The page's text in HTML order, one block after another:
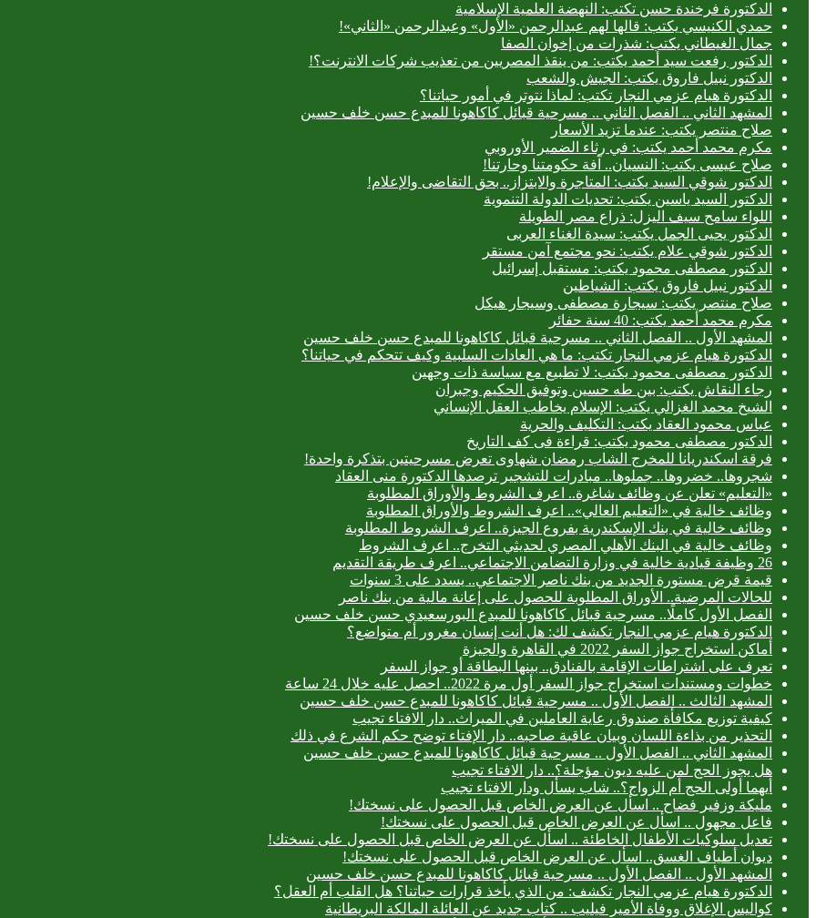
الدكتورة فرخندة حسن تكتب: النهضة العلمية الإسلامية
حمدي الكنيسي يكتب: قالها لهم عبدالرحمن «الأول» وعبدالرحمن «الثاني»!
جمال الغيطاني يكتب: شذرات من إخوان الصفا
الدكتور رفعت سيد أحمد يكتب: من ينقذ المصريين من تعذيب شركات الانترنت؟!
الدكتور نبيل فاروق يكتب: الجيش والشعب
الدكتورة هيام عزمي النجار تكتب: لماذا نتوتر في أمور حياتنا؟
المشهد الثاني .. الفصل الثاني .. مسرحية قبائل كاكاهونا للمبدع حسن خلف حسين
صلاح منتصر يكتب: عندما تزيد الأسعار
مكرم محمد أحمد يكتب: في رثاء الضمير الأوروبي
صلاح عيسى يكتب: النسيان.. آفة حكومتنا وحارتنا!
الدكتور شوقي السيد يكتب: المتاجرة والابتزاز.. بحق التقاضى والإعلام!
الدكتور السيد ياسين يكتب: تحديات الدولة التنموية
اللواء سامح سيف اليزل: ذراع مصر الطويلة
الدكتور يحيى الجمل يكتب: سيدة الغناء العربى
الدكتور شوقي علام يكتب: نحو مجتمع آمن مستقر
الدكتور مصطفى محمود يكتب: مستقبل إسرائيل
الدكتور نبيل فاروق يكتب: الشياطين
صلاح منتصر يكتب: سيجارة مصطفى وسيجار هيكل
مكرم محمد أحمد يكتب: 40 سنة حفائر
المشهد الأول .. الفصل الثاني .. مسرحية قبائل كاكاهونا للمبدع حسن خلف حسين
الدكتورة هيام عزمي النجار تكتب: ما هي العادات السلبية وكيف تتحكم في حياتنا؟
الدكتور مصطفى محمود يكتب: لا تطبيع مع سياسة ذات وجهين
رجاء النقاش يكتب: بين طه حسين وتوفيق الحكيم وجبران
الشيخ محمد الغزالي يكتب: الإسلام يخاطب العقل الإنساني
عباس محمود العقاد يكتب: التكليف والحرية
الدكتور مصطفى محمود يكتب: قراءة فى كف التاريخ
فرقة اسكندريانا للمخرج الشاب رمضان شهاوى تعرض مسرحيتين بتذكرة واحدة!
شجروها.. خضروها.. جملوها.. مبادرات للتشجير ترصدها الدكتورة منى العقاد
«التعليم» تعلن عن وظائف شاغرة.. اعرف الشروط والأوراق المطلوبة
وظائف خالية في «التعليم العالي».. اعرف الشروط والأوراق المطلوبة
وظائف خالية في بنك الإسكندرية بفروع الجيزة.. اعرف الشروط المطلوبة
وظائف خالية في البنك الأهلي المصري لحديثي التخرج.. اعرف الشروط
26 وظيفة قيادية خالية في وزارة التضامن الاجتماعي.. اعرف طريقة التقديم
قيمة قرض مستورة الجديد من بنك ناصر الاجتماعي.. يسدد على 3 سنوات
للحالات المرضية.. الأوراق المطلوبة للحصول على إعانة مالية من بنك ناصر
الفصل الأول كاملًا.. مسرحية قبائل كاكاهونا للمبدع البورسعيدي حسن خلف حسين
الدكتورة هيام عزمي النجار تكشف لك: هل أنت إنسان مغرور أم متواضع؟
أماكن استخراج جواز السفر 2022 في القاهرة والجيزة
تعرف على اشتراطات الإقامة بالفنادق.. بينها البطاقة أو جواز السفر
خطوات ومستندات استخراج جواز السفر أول مرة 2022.. احصل عليه خلال 24 ساعة
المشهد الثالث .. الفصل الأول .. مسرحية قبائل كاكاهونا للمبدع حسن خلف حسين
كيفية توزيع مكافأة صندوق رعاية العاملين في الميراث.. دار الافتاء تجيب
التحذير من بذاءة اللسان وبيان عاقبة صاحبه.. دار الإفتاء توضح حكم الشرع في ذلك
المشهد الثاني .. الفصل الأول .. مسرحية قبائل كاكاهونا للمبدع حسن خلف حسين
هل يجوز الحج لمن عليه ديون مؤجلة؟.. دار الافتاء تجيب
أيهما أولى الحج أم الزواج؟.. شاب يسأل ودار الافتاء تجيب
مليكة وزفير فضاح .. اسأل عن العرض الخاص قبل الحصول على نسختك!
فاعل مجهول .. اسأل عن العرض الخاص قبل الحصول على نسختك!
تعديل سلوكيات الأطفال الخاطئة .. اسأل عن العرض الخاص قبل الحصول على نسختك!
ديوان أطياف الغسق.. اسأل عن العرض الخاص قبل الحصول على نسختك!
المشهد الأول .. الفصل الأول .. مسرحية قبائل كاكاهونا للمبدع حسن خلف حسين
الدكتورة هيام عزمي النجار تكشف: من الذي يأخذ قرارات حياتنا؟ هل القلب أم العقل؟
كواليس الإغلاق ووفاة الأمير فيليب .. كتاب جديد عن العائلة المالكة البريطانية